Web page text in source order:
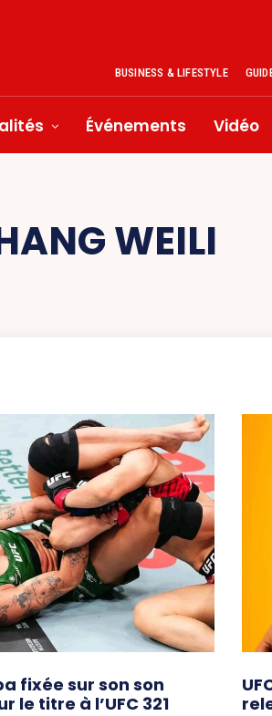
BUSINESS & LIFESTYLE
Événements Vidéo
WEILI
fixée sur son son
le titre à l’UFC 321